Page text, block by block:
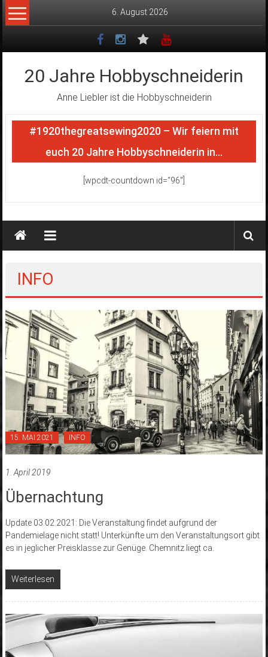
Zum
Inhalt
6. August 2026
20 Jahre Hobbyschneiderin
Anne Liebler ist die Hobbyschneiderin
#1920thegreatsewing2020 – Wir feiern mit
euch 20 Jahre Hobbyschneiderin in…
[wpcdt-countdown id=“96″]
INFO
15. MAI 2021 INFO
1. April 2019
Übernachtung
Update 03.02.2021: Die Veranstaltung findet aufgrund der
Pandemielage nicht statt! Unterkünfte um den Veranstaltungsort gibt
es in jeglicher Preisklasse zur Genüge. Chemnitz liegt ca.
Weiterlesen